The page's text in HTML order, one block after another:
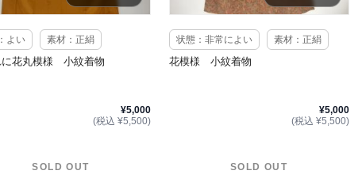
よい 素材：正絹
に花丸模様 小紋着物
¥5,000
(税込 ¥5,500)
SOLD OUT
状態：非常によい 素材：正絹
花模様 小紋着物
¥5,000
(税込 ¥5,500)
SOLD OUT